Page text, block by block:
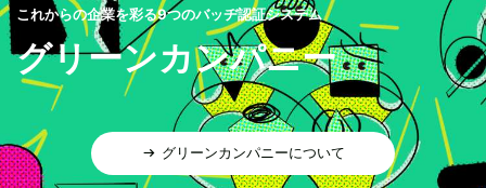
これからの企業を彩る9つのバッヂ認証システム
グリーンカンパニー
グリーンカンパニーについて